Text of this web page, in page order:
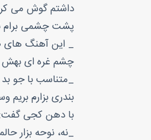
داشتم گوش می
پشت چشمی برام
_ این آهنگ های
چشم غره ای بهش
_متناسب با جو
بندری بزارم بریم
با دهن کجی گفت:
_نه، نوحه بزار